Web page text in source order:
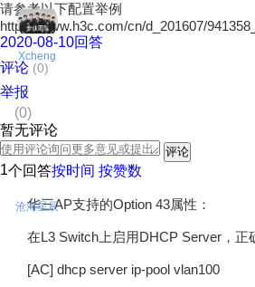
Xcheng
请参考以下配置举例
https://www.h3c.com/cn/d_201607/
2020-08-10回答
评论 (0)
举报
(0)
暂无评论
1个回答按时间 按赞数
沧海星辰
华三AP支持的Option 43属性：
在L3 Switch上启用DHCP Server，正确
[AC] dhcp server ip-pool vlan100